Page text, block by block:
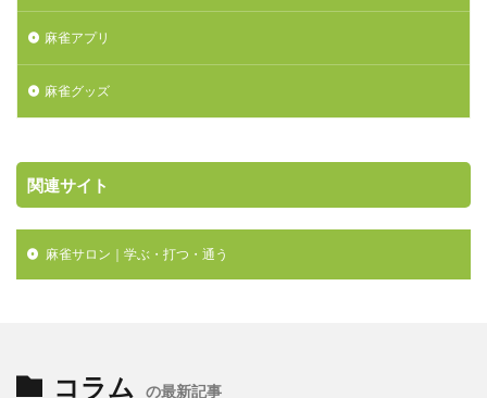
麻雀アプリ
麻雀グッズ
関連サイト
 麻雀サロン｜学ぶ・打つ・通う
コラム の最新記事